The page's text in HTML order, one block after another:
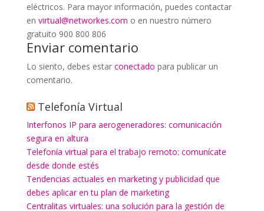
eléctricos. Para mayor información, puedes contactar
en virtual@networkes.com o en nuestro número
gratuito 900 800 806
Enviar comentario
Lo siento, debes estar conectado para publicar un
comentario.
Telefonía Virtual
Interfonos IP para aerogeneradores: comunicación
segura en altura
Telefonía virtual para el trabajo remoto: comunícate
desde donde estés
Tendencias actuales en marketing y publicidad que
debes aplicar en tu plan de marketing
Centralitas virtuales: una solución para la gestión de